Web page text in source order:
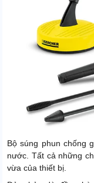
Bộ súng phun chống
nước. Tất cả những
vừa của thiết bị.